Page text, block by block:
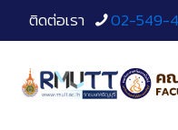
to
Content
ติดต่อเรา 02-549-